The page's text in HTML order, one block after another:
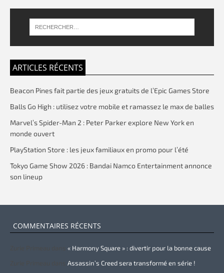
ARTICLES RÉCENTS
Beacon Pines fait partie des jeux gratuits de l’Epic Games Store
Balls Go High : utilisez votre mobile et ramassez le max de balles
Marvel’s Spider-Man 2 : Peter Parker explore New York en
monde ouvert
PlayStation Store : les jeux familiaux en promo pour l’été
Tokyo Game Show 2026 : Bandai Namco Entertainment annonce
son lineup
COMMENTAIRES RÉCENTS
« Harmony Square » : divertir pour la bonne cause
Assassin’s Creed sera transformé en série !